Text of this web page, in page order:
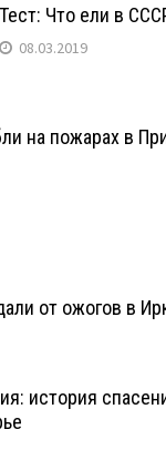
Тест: Что ели в
08.03.2019
на пожарах в
от ожогов в
история